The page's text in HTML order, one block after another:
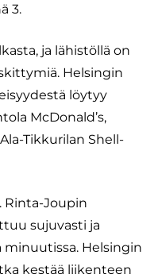
3.
ja lähistöllä on
Helsingin
löytyy
McDonald’s,
Tikkurilan Shell-
Rinta-Joupin
sujuvasti ja
minuutissa. Helsingin
kestää liikenteen